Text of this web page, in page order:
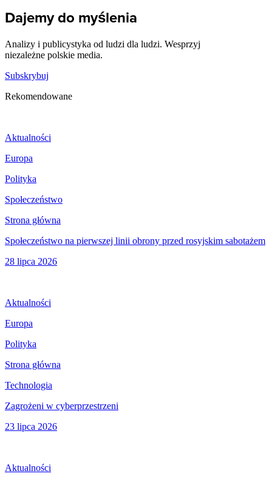
Dajemy do myślenia
Analizy i publicystyka od ludzi dla ludzi. Wesprzyj
niezależne polskie media.
Subskrybuj
Rekomendowane
Aktualności
Europa
Polityka
Społeczeństwo
Strona główna
Społeczeństwo na pierwszej linii obrony przed rosyjskim sabotażem
28 lipca 2026
Aktualności
Europa
Polityka
Strona główna
Technologia
Zagrożeni w cyberprzestrzeni
23 lipca 2026
Aktualności